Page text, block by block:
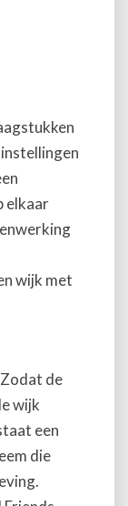
elkaar
wijk met
Zodat de
wijk
een
die